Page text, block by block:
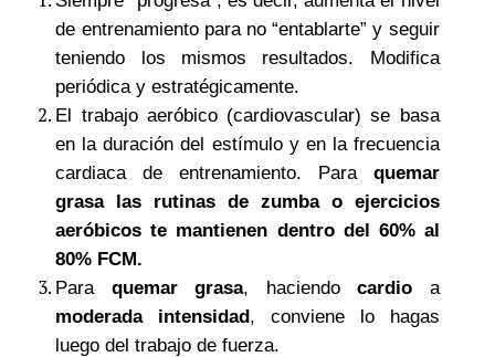
de entrenamiento para no “entablarte” y seguir
teniendo los mismos resultados. Modifica
periódica y estratégicamente.
El trabajo aeróbico (cardiovascular) se basa
en la duración del estímulo y en la frecuencia
cardiaca de entrenamiento. Para quemar
grasa las rutinas de zumba o ejercicios
aeróbicos te mantienen dentro del 60% al
80% FCM.
Para quemar grasa, haciendocardio a
moderada intensidad, conviene lo hagas
luego del trabajo de fuerza.